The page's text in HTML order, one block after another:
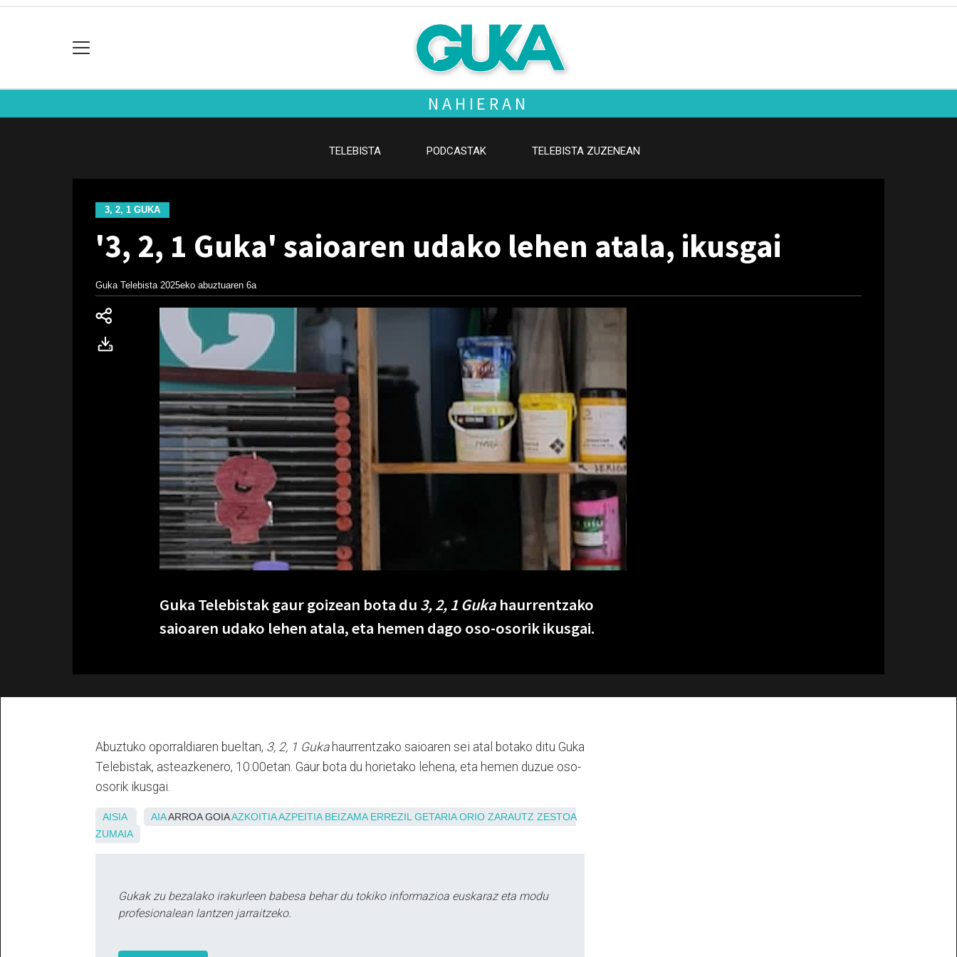
NAHIERAN
TELEBISTA PODCASTAK TELEBISTA ZUZENEAN
3, 2, 1 GUKA
'3, 2, 1 Guka' saioaren udako lehen atala, ikusgai
Guka Telebista 2025eko abuztuaren 6a
Guka Telebistak gaur goizean bota du 3, 2, 1 Gukahaurrentzako
saioaren udako lehen atala, eta hemen dago oso-osorik ikusgai.
Abuztuko oporraldiaren bueltan, 3, 2, 1 Guka haurrentzako saioaren sei atal botako ditu Guka
Telebistak, asteazkenero, 10:00etan. Gaur bota du horietako lehena, eta hemen duzue oso-
osorik ikusgai.
AISIA AIAARROA GOIAAZKOITIAAZPEITIA BEIZAMA ERREZIL GETARIA ORIO ZARAUTZ ZESTOA
ZUMAIA
Gukak zu bezalako irakurleen babesa behar du tokiko informazioa euskaraz eta modu
profesionalean lantzen jarraitzeko.